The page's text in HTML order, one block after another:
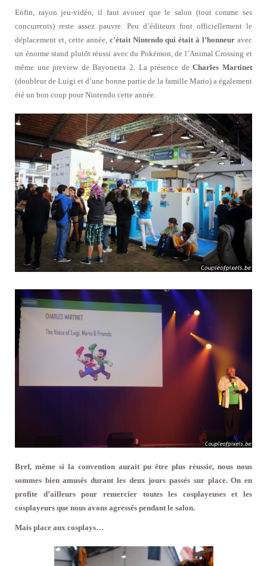
Enfin, rayon jeu-vidéo, il faut avouer que le salon (tout comme ses
concurrents) reste assez pauvre. Peu d’éditeurs font officiellement le
déplacement et, cette année, c’était Nintendo qui était à l’honneur avec
un énorme stand plutôt réussi avec du Pokémon, de l’Animal Crossing et
même une preview de Bayonetta 2. La présence deCharles Martinet
(doubleur de Luigi et d’une bonne partie de la famille Mario) a également
été un bon coup pour Nintendo cette année.
Bref, même si la convention aurait pu être plus réussie, nous nous
sommes bien amusés durant les deux jours passés sur place. On en
profite d’ailleurs pour remercier toutes les cosplayeuses et les
cosplayeurs que nous avons agressés pendant le salon.
Mais place aux cosplays…